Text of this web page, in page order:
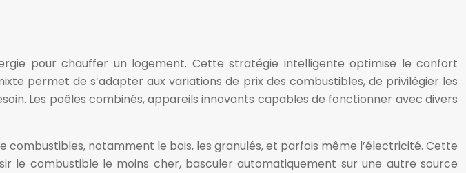
pour chauffer un logement. Cette stratégie intelligente optimise le confort
permet de s’adapter aux variations de prix des combustibles, de privilégier les
Les poêles combinés, appareils innovants capables de fonctionner avec divers
notamment le bois, les granulés, et parfois même l’électricité. Cette
le combustible le moins cher, basculer automatiquement sur une autre source